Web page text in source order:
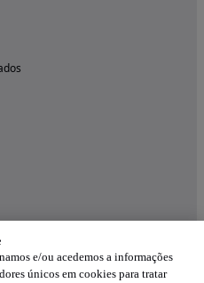
e/ou acedemos a informações
únicos em cookies para tratar